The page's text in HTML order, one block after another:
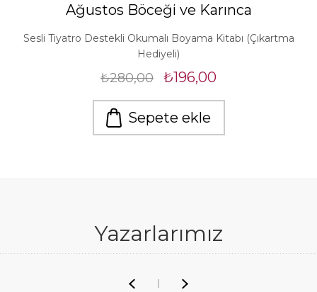
Ağustos Böceği ve Karınca
Sesli Tiyatro Destekli Okumalı Boyama Kitabı (Çıkartma
Hediyeli)
₺280,00 ₺196,00
Sepete ekle
Yazarlarımız